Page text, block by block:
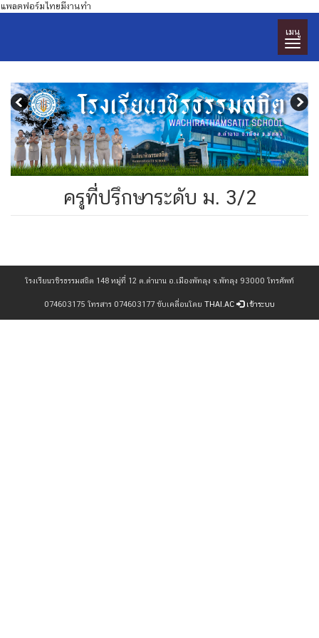
แพลตฟอร์มไทยมีงานทำ
เมนู
ครูที่ปรึกษาระดับ ม. 3/2
โรงเรียนวชิรธรรมสถิต 148 หมู่ที่ 12 ต.ตำนาน อ.เมืองพัทลุง จ.พัทลุง 93000 โทรศัพท์
074603175 โทรสาร 074603177 ขับเคลื่อนโดย THAI.AC เข้าระบบ